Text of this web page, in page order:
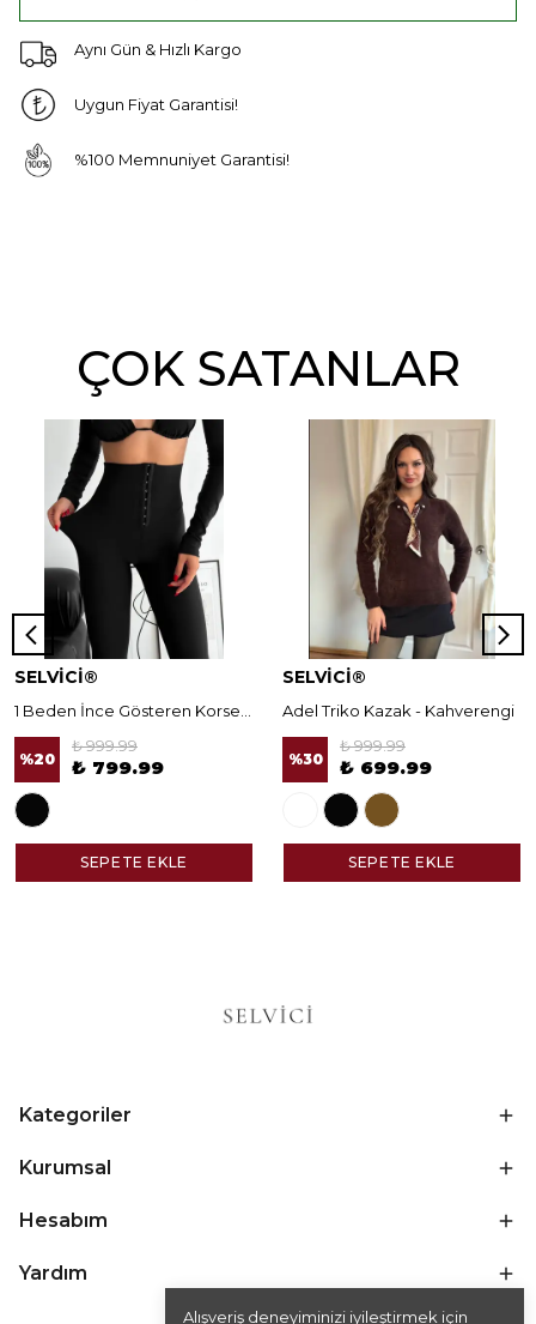
Alışveriş deneyiminizi iyileştirmek için
Aynı Gün & Hızlı Kargo
Uygun Fiyat Garantisi!
%100 Memnuniyet Garantisi!
ÇOK SATANLAR
SELVİCİ®
%20
₺ 999.99
₺ 799.99
SEPETE EKLE
SELVİCİ®
Adel Triko Kazak - Kahverengi
%30
₺ 999.99
₺ 699.99
SEPETE EKLE
Kategoriler
Kurumsal
Hesabım
Yardım